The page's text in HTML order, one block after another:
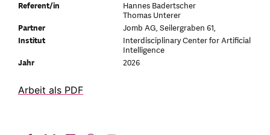
Referent/in
Hannes Badertscher
Thomas Unterer
Partner
Jomb AG, Seilergraben 61,
Institut
Interdisciplinary Center for Artificial
Intelligence
Jahr
2026
Arbeit als PDF